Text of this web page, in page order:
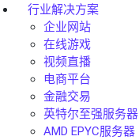
行业解决方案
企业网站
在线游戏
视频直播
电商平台
金融交易
英特尔至强服务器
AMD EPYC服务器